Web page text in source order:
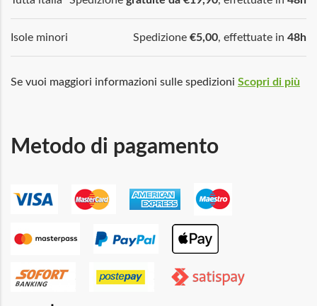
Isole minori Spedizione €5,00, effettuate in 48h
Se vuoi maggiori informazioni sulle spedizioni Scopri di più
Metodo di pagamento